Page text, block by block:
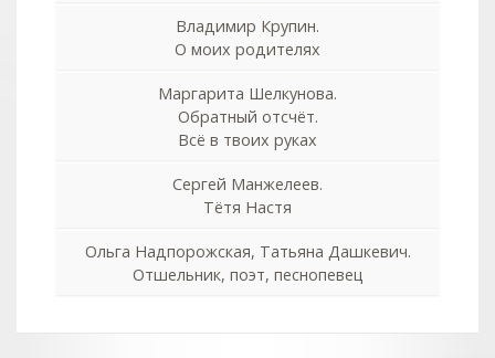
Владимир Крупин.
О моих родителях
Маргарита Шелкунова.
Обратный отсчёт.
Всё в твоих руках
Сергей Манжелеев.
Тётя Настя
Ольга Надпорожская, Татьяна Дашкевич.
Отшельник, поэт, песнопевец